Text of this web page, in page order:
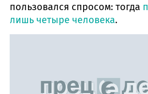
пользовался спросом: тогда
лишь четыре человека.